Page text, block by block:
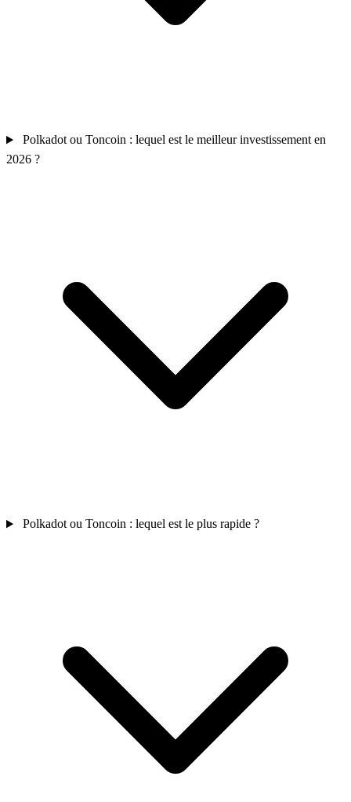
Polkadot ou Toncoin : lequel est le meilleur investissement en
2026 ?
Polkadot ou Toncoin : lequel est le plus rapide ?